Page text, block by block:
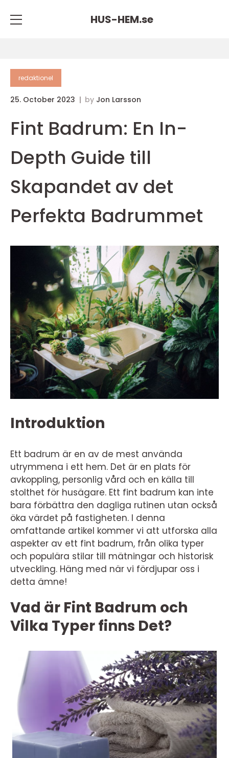
HUS-HEM.se
redaktionel
25. October 2023 by Jon Larsson
Fint Badrum: En In-
Depth Guide till
Skapandet av det
Perfekta Badrummet
Introduktion
Ett badrum är en av de mest använda
utrymmena i ett hem. Det är en plats för
avkoppling, personlig vård och en källa till
stolthet för husägare. Ett fint badrum kan inte
bara förbättra den dagliga rutinen utan också
öka värdet på fastigheten. I denna
omfattande artikel kommer vi att utforska alla
aspekter av ett fint badrum, från olika typer
och populära stilar till mätningar och historisk
utveckling. Häng med när vi fördjupar oss i
detta ämne!
Vad är Fint Badrum och
Vilka Typer finns Det?